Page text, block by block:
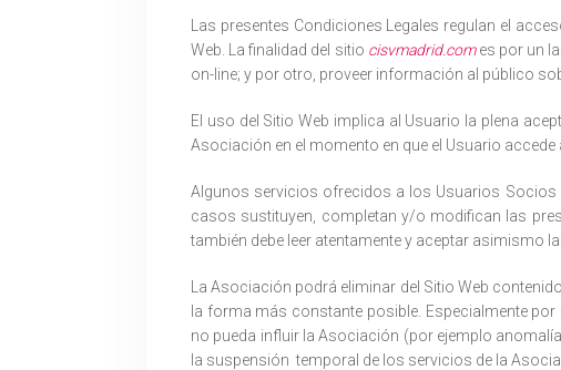
Las presentes Condiciones Legales regulan el
Web. La finalidad del sitio cisvmadrid.comes por un
on-line; y por otro, proveer información al público
El uso del Sitio Web implica al Usuario la plena
Asociación en el momento en que el Usuario accede
Algunos servicios ofrecidos a los Usuarios Socios
casos sustituyen, completan y/o modifican las
también debe leer atentamente y aceptar asimismo
La Asociación podrá eliminar del Sitio Web
la forma más constante posible. Especialmente
no pueda influir la Asociación (por ejemplo
la suspensión temporal de los servicios de la